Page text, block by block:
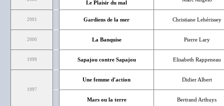
Le Plaisir du mal
2001 Gardiens de la mer Christiane Lehérissey
2000 La Banquise Pierre Lary
1999 Sapajou contre Sapajou Elisabeth Rappeneau
1997
Une femme d'action Didier Albert
Mars ou la terre Bertrand Arthuys